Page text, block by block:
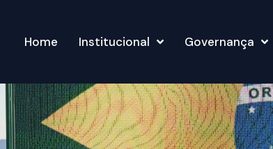
Home Institucional Governança